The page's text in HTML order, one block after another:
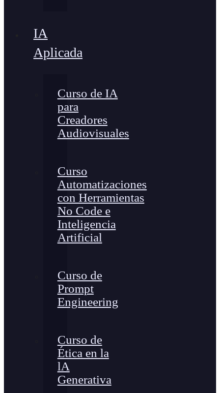
IA
Aplicada
Curso de IA
para
Creadores
Audiovisuales
Curso
Automatizaciones
con Herramientas
No Code e
Inteligencia
Artificial
Curso de
Prompt
Engineering
Curso de
Ética en la
lA
Generativa